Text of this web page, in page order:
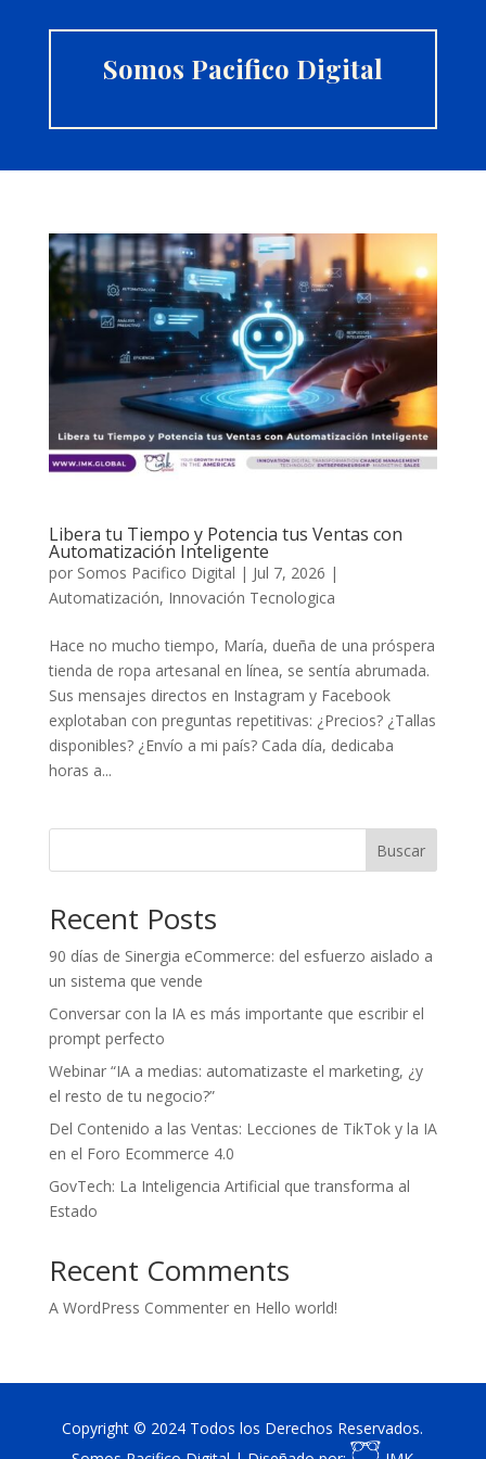
Somos Pacifico Digital
Libera tu Tiempo y Potencia tus Ventas con
Automatización Inteligente
por Somos Pacifico Digital | Jul 7, 2026 |
Automatización, Innovación Tecnologica
Hace no mucho tiempo, María, dueña de una próspera
tienda de ropa artesanal en línea, se sentía abrumada.
Sus mensajes directos en Instagram y Facebook
explotaban con preguntas repetitivas: ¿Precios? ¿Tallas
disponibles? ¿Envío a mi país? Cada día, dedicaba
horas a...
Buscar
Recent Posts
90 días de Sinergia eCommerce: del esfuerzo aislado a
un sistema que vende
Conversar con la IA es más importante que escribir el
prompt perfecto
Webinar “IA a medias: automatizaste el marketing, ¿y
el resto de tu negocio?”
Del Contenido a las Ventas: Lecciones de TikTok y la IA
en el Foro Ecommerce 4.0
GovTech: La Inteligencia Artificial que transforma al
Estado
Recent Comments
A WordPress Commenteren Hello world!
Copyright © 2024 Todos los Derechos Reservados.